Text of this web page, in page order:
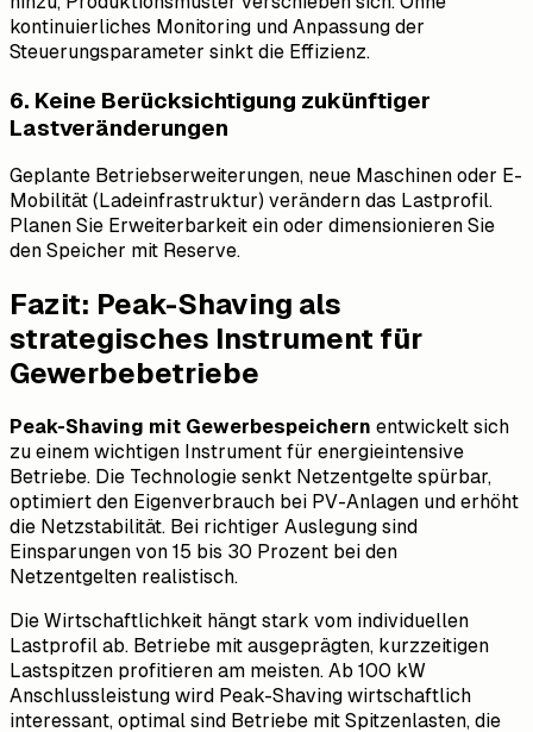
kontinuierliches Monitoring und Anpassung der
Steuerungsparameter sinkt die Effizienz.
6. Keine Berücksichtigung zukünftiger
Lastveränderungen
Geplante Betriebserweiterungen, neue Maschinen oder E-
Mobilität (Ladeinfrastruktur) verändern das Lastprofil.
Planen Sie Erweiterbarkeit ein oder dimensionieren Sie
den Speicher mit Reserve.
Fazit: Peak-Shaving als
strategisches Instrument für
Gewerbebetriebe
Peak-Shaving mit Gewerbespeichern entwickelt sich
zu einem wichtigen Instrument für energieintensive
Betriebe. Die Technologie senkt Netzentgelte spürbar,
optimiert den Eigenverbrauch bei PV-Anlagen und erhöht
die Netzstabilität. Bei richtiger Auslegung sind
Einsparungen von 15 bis 30 Prozent bei den
Netzentgelten realistisch.
Die Wirtschaftlichkeit hängt stark vom individuellen
Lastprofil ab. Betriebe mit ausgeprägten, kurzzeitigen
Lastspitzen profitieren am meisten. Ab 100 kW
Anschlussleistung wird Peak-Shaving wirtschaftlich
interessant, optimal sind Betriebe mit Spitzenlasten, die